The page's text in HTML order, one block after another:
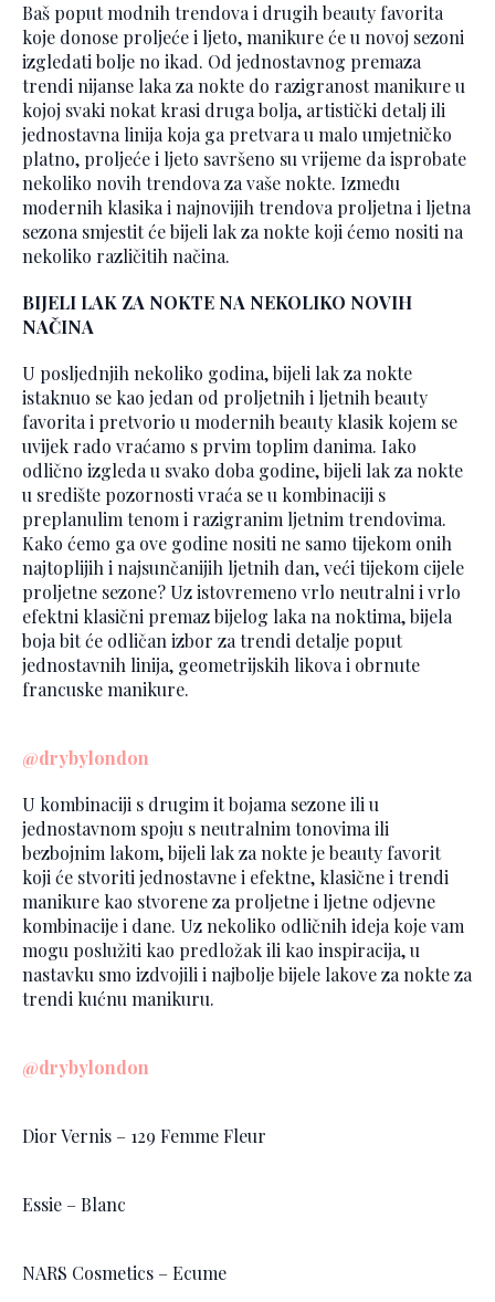
Baš poput modnih trendova i drugih beauty favorita
koje donose proljeće i ljeto, manikure će u novoj sezoni
izgledati bolje no ikad. Od jednostavnog premaza
trendi nijanse laka za nokte do razigranost manikure u
kojoj svaki nokat krasi druga bolja, artistički detalj ili
jednostavna linija koja ga pretvara u malo umjetničko
platno, proljeće i ljeto savršeno su vrijeme da isprobate
nekoliko novih trendova za vaše nokte. Između
modernih klasika i najnovijih trendova proljetna i ljetna
sezona smjestit će bijeli lak za nokte koji ćemo nositi na
nekoliko različitih načina.
BIJELI LAK ZA NOKTE NA NEKOLIKO NOVIH
NAČINA
U posljednjih nekoliko godina, bijeli lak za nokte
istaknuo se kao jedan od proljetnih i ljetnih beauty
favorita i pretvorio u modernih beauty klasik kojem se
uvijek rado vraćamo s prvim toplim danima. Iako
odlično izgleda u svako doba godine, bijeli lak za nokte
u središte pozornosti vraća se u kombinaciji s
preplanulim tenom i razigranim ljetnim trendovima.
Kako ćemo ga ove godine nositi ne samo tijekom onih
najtoplijih i najsunčanijih ljetnih dan, veći tijekom cijele
proljetne sezone? Uz istovremeno vrlo neutralni i vrlo
efektni klasični premaz bijelog laka na noktima, bijela
boja bit će odličan izbor za trendi detalje poput
jednostavnih linija, geometrijskih likova i obrnute
francuske manikure.
@drybylondon
U kombinaciji s drugim it bojama sezone ili u
jednostavnom spoju s neutralnim tonovima ili
bezbojnim lakom, bijeli lak za nokte je beauty favorit
koji će stvoriti jednostavne i efektne, klasične i trendi
manikure kao stvorene za proljetne i ljetne odjevne
kombinacije i dane. Uz nekoliko odličnih ideja koje vam
mogu poslužiti kao predložak ili kao inspiracija, u
nastavku smo izdvojili i najbolje bijele lakove za nokte za
trendi kućnu manikuru.
@drybylondon
Dior Vernis – 129 Femme Fleur
Essie – Blanc
NARS Cosmetics – Ecume